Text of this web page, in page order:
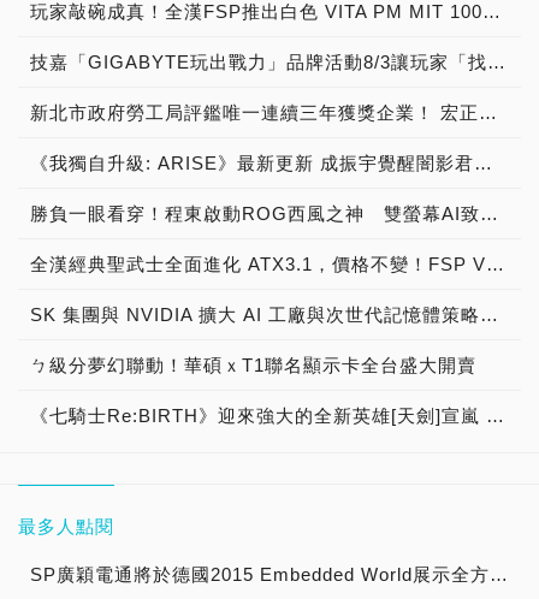
玩家敲碗成真！全漢FSP推出白色 VITA PM MIT 1000W 靜音電源純白上市！ MIT 白金電源首度披上純白戰袍，支援 ATX 3.1、PCIe 5.1，10年保固！
技嘉「GIGABYTE玩出戰力」品牌活動8/3讓玩家「找到專屬配備」
新北市政府勞工局評鑑唯一連續三年獲獎企業！ 宏正三度榮膺新北市政府<友善移工企業>殊榮
《我獨自升級: ARISE》最新更新 成振宇覺醒闇影君主繼承者
勝負一眼看穿！程東啟動ROG西風之神 雙螢幕AI致勝全局
全漢經典聖武士全面進化 ATX3.1，價格不變！FSP VIC BD+ 電競入門最強銅牌電源！ ATX 3.1、全新壓紋線材、登錄享 5 年保固，打造新世代入門電競首選
SK 集團與 NVIDIA 擴大 AI 工廠與次世代記憶體策略合作 規模逾 5,000 億美元的 NVIDIA-SK AI 計畫（NVIDIA-SK AI Initiative）， 涵蓋 SK Telecom 最高達 2GW 的 AI 工廠，以及與 SK 海力士的長期 AI 記憶體合作
ㄅ級分夢幻聯動！華碩ｘT1聯名顯示卡全台盛大開賣
《七騎士Re:BIRTH》迎來強大的全新英雄[天劍]宣嵐 同步推出韓國主題劇情
最多人點閱
SP廣穎電通將於德國2015 Embedded World展示全方位工控系列產品